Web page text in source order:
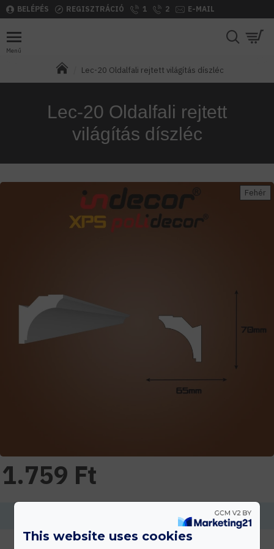
BELÉPÉS REGISZTRÁCIÓ 1 2 E-MAIL
Lec-20 Oldalfali rejtett világítás díszléc
Lec-20 Oldalfali rejtett
világítás díszléc
Fehér
1.759 Ft
Ennek a terméknek a minimális mennyisége 2
This website uses cookies